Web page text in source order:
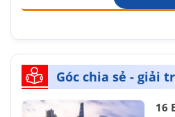
Góc chia sẻ - giải
16